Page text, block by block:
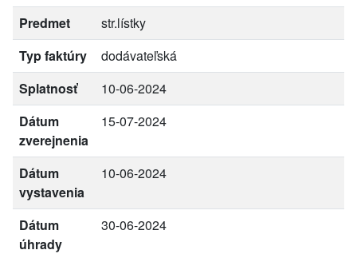
Predmet
str.lístky
Typ faktúry
dodávateľská
Splatnosť
10-06-2024
Dátum
zverejnenia
15-07-2024
Dátum
vystavenia
10-06-2024
Dátum
úhrady
30-06-2024